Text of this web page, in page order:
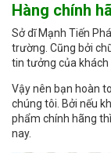
Hàng chính
Sở dĩ Mạnh Tiến
trường. Cũng bởi
tin tưởng của khách
Vậy nên bạn hoàn
chúng tôi. Bởi nếu
phẩm chính hãng
nay.